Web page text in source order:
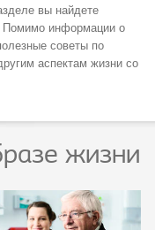
вы найдете
Помимо информации о
советы по
аспектам жизни со
жизни